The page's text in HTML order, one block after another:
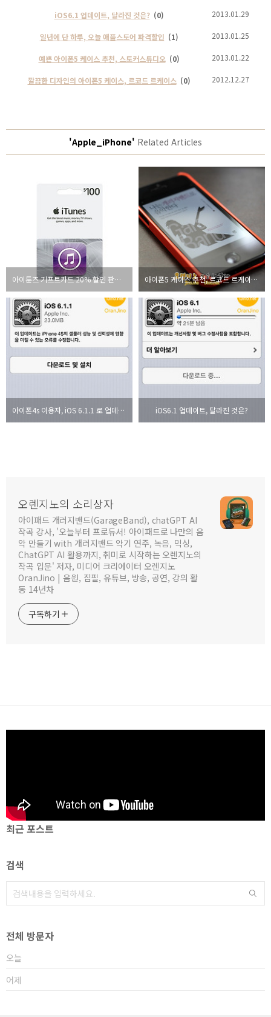
iOS6.1 업데이트, 달라진 것은? (0) 2013.01.29
일년에 단 하루, 오늘 애플스토어 파격할인 (1) 2013.01.25
예쁜 아이폰5 케이스 추천, 스토커스튜디오 (0) 2013.01.22
깔끔한 디자인의 아이폰5 케이스, 르코드 르케이스 (0) 2012.12.27
'Apple_iPhone' Related Articles
아이튠즈 기프트카드 20% 할인 판매? 이게 가능해? 아이폰5 케이스 추천, 르코드 르케이스 리뷰
아이폰4s 이용자, iOS 6.1.1 로 업데이트 필수 iOS6.1 업데이트, 달라진 것은?
오렌지노의 소리상자
아이패드 개러지밴드(GarageBand), chatGPT AI
작곡 강사, '오늘부터 프로듀서! 아이패드로 나만의 음
악 만들기 with 개러지밴드 악기 연주, 녹음, 믹싱,
ChatGPT AI 활용까지, 취미로 시작하는 오렌지노의
작곡 입문' 저자, 미디어 크리에이터 오렌지노
OranJino | 음원, 집필, 유튜브, 방송, 공연, 강의 활
동 14년차
구독하기
최근 포스트
검색
전체 방문자
오늘
어제